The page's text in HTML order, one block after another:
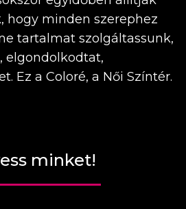
hogy minden szerephez
tartalmat szolgáltassunk,
elgondolkodtat,
Ez a Coloré, a Női Színtér.
minket!